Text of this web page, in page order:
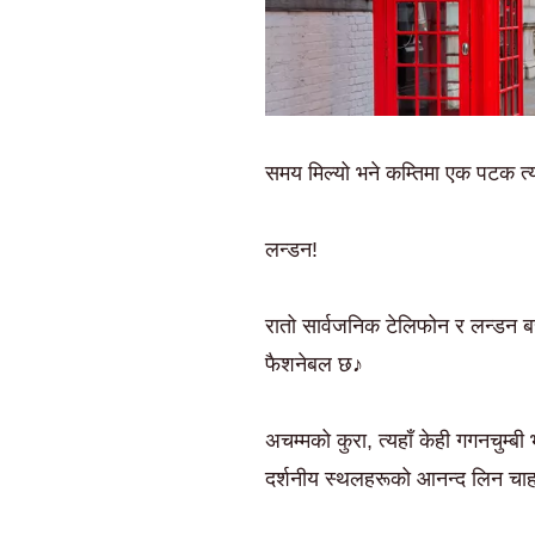
समय मिल्यो भने कम्तिमा एक पटक
लन्डन!
रातो सार्वजनिक टेलिफोन र
फैशनेबल छ♪
अचम्मको कुरा, त्यहाँ केही
दर्शनीय स्थलहरूको आनन्द लिन